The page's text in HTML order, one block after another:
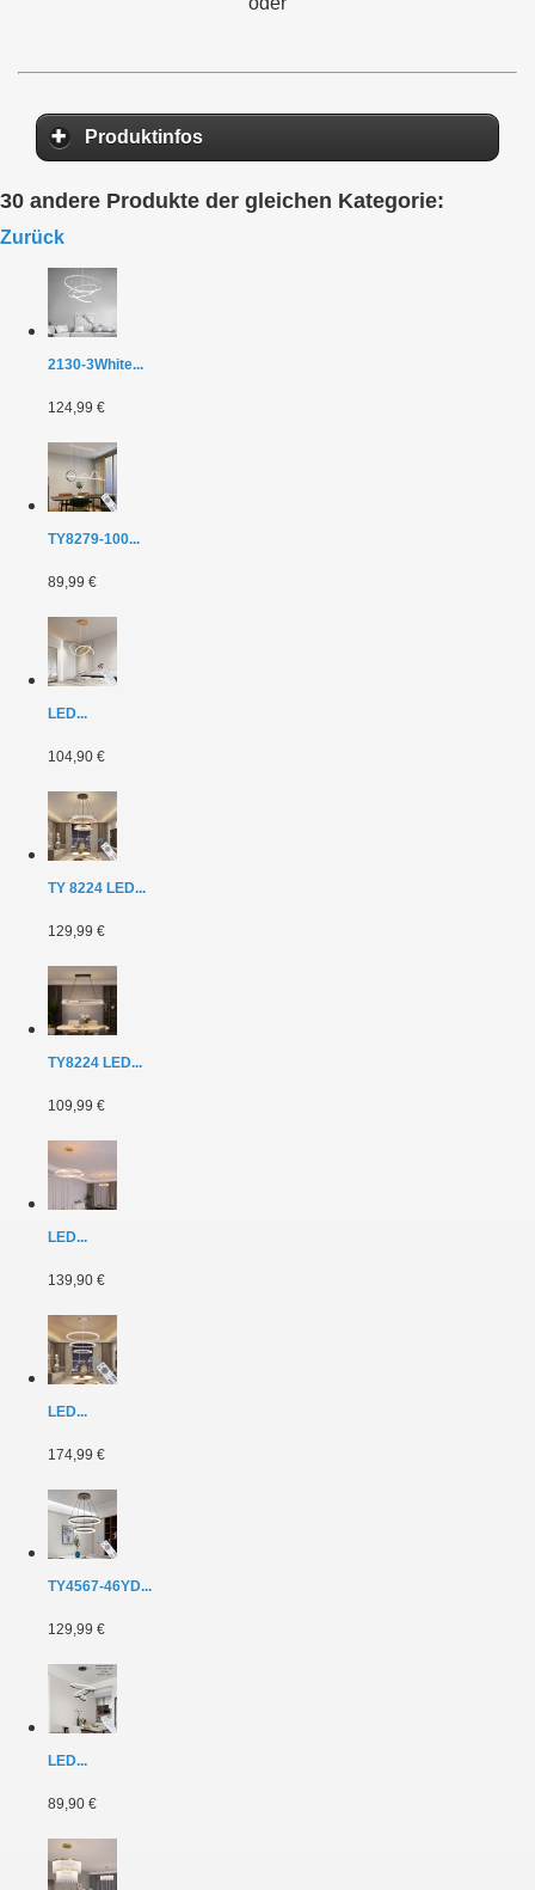
Produktinfos
30 andere Produkte der gleichen Kategorie:
Zurück
2130-3White...
124,99 €
TY8279-100...
89,99 €
LED...
104,90 €
TY 8224 LED...
129,99 €
TY8224 LED...
109,99 €
LED...
139,90 €
LED...
174,99 €
TY4567-46YD...
129,99 €
LED...
89,90 €